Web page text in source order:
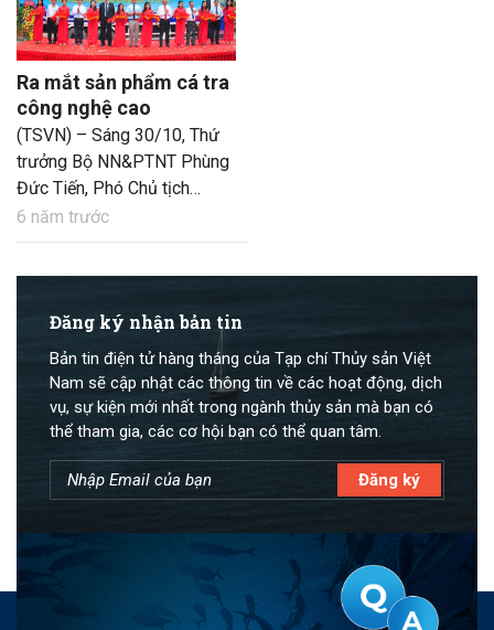
Ra mắt sản phẩm cá tra
công nghệ cao
(TSVN) – Sáng 30/10, Thứ
trưởng Bộ NN&PTNT Phùng
Đức Tiến, Phó Chủ tịch
UBND tỉnh An Giang Trần
Anh Thư cùng lãnh đạo các
sản xuất theo công nghệ cao
để xuất khẩu tại Công ty CP
Nam Việt (Navico).
6 năm trước
Đăng ký nhận bản tin
Bản tin điện tử hàng tháng của Tạp chí Thủy sản Việt
Nam sẽ cập nhật các thông tin về các hoạt động, dịch
vụ, sự kiện mới nhất trong ngành thủy sản mà bạn có
thể tham gia, các cơ hội bạn có thể quan tâm.